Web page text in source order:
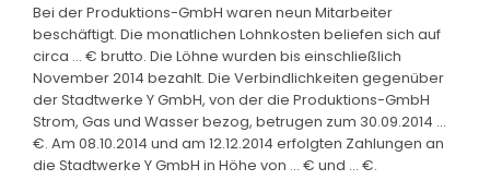
Bei der Produktions-GmbH waren neun Mitarbeiter
beschäftigt. Die monatlichen Lohnkosten beliefen sich auf
circa … € brutto. Die Löhne wurden bis einschließlich
November 2014 bezahlt. Die Verbindlichkeiten gegenüber
der Stadtwerke Y GmbH, von der die Produktions-GmbH
Strom, Gas und Wasser bezog, betrugen zum 30.09.2014 …
€. Am 08.10.2014 und am 12.12.2014 erfolgten Zahlungen an
die Stadtwerke Y GmbH in Höhe von … € und … €.